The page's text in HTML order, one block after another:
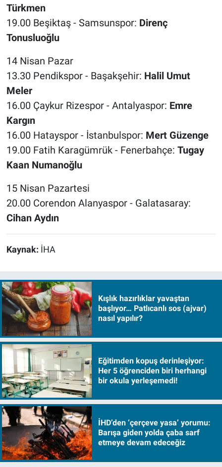
Türkmen
19.00 Beşiktaş - Samsunspor: Direnç
Tonusluoğlu
14 Nisan Pazar
13.30 Pendikspor - Başakşehir: Halil Umut
Meler
16.00 Çaykur Rizespor - Antalyaspor: Emre
Kargın
16.00 Hatayspor - İstanbulspor: Mert Güzenge
19.00 Fatih Karagümrük - Fenerbahçe: Tugay
Kaan Numanoğlu
15 Nisan Pazartesi
20.00 Corendon Alanyaspor - Galatasaray:
Cihan Aydın
Kaynak: İHA
Kışlık hazırlıklar yavaştan
başlıyor… Patlıcanlı sos (ajvar)
nasıl yapılır?
Eğitimden kopuş derinleşiyor:
Her 5 öğrenciden biri herhangi
bir okula yerleşemedi!
İHD’den ‘çerçeve yasa’ yorumu:
Barışa giden yolda çaba sarf
etmeye devam edeceğiz